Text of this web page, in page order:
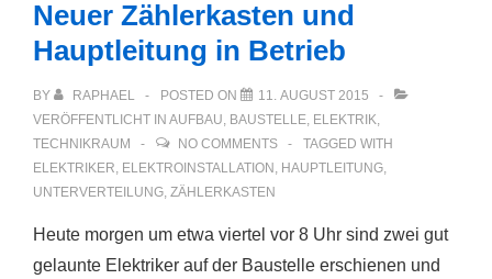
Neuer Zählerkasten und
Hauptleitung in Betrieb
BY RAPHAEL POSTED ON
11. AUGUST 2015
VERÖFFENTLICHT IN AUFBAU, BAUSTELLE, ELEKTRIK,
TECHNIKRAUM
NO COMMENTS
TAGGED WITH
ELEKTRIKER, ELEKTROINSTALLATION , HAUPTLEITUNG,
UNTERVERTEILUNG, ZÄHLERKASTEN
Heute morgen um etwa viertel vor 8 Uhr sind zwei gut
gelaunte Elektriker auf der Baustelle erschienen und